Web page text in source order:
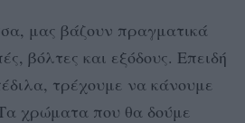
μας βάζουν πραγματικά
βόλτες και εξόδους. Επειδή
τρέχουμε να κάνουμε
χρώματα που θα δούμε